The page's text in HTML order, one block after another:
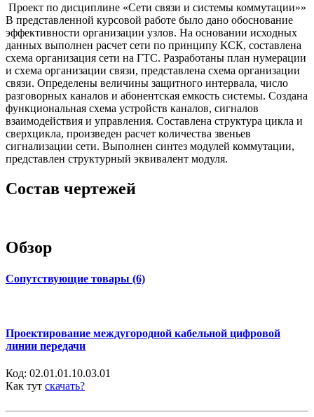
Проект по дисциплине «Сети связи и системы коммутации»»
В представленной курсовой работе было дано обоснование
эффективности организации узлов. На основании исходных
данных выполнен расчет сети по принципу КСК, составлена
схема организация сети на ГТС. Разработаны план нумерации
и схема организации связи, представлена схема организации
связи. Определены величины защитного интервала, число
разговорных каналов и абонентская емкость системы. Создана
функциональная схема устройств каналов, сигналов
взаимодействия и управления. Составлена структура цикла и
сверхцикла, произведен расчет количества звеньев
сигнализации сети. Выполнен синтез модулей коммутации,
представлен структурный эквивалент модуля.
Состав чертежей
Обзор
Сопутствующие товары (6)
Проектирование междугородной кабельной цифровой
линии передачи
Код: 02.01.01.10.03.01
Как тут скачать?